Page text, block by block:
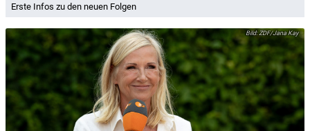
Erste Infos zu den neuen Folgen
ZDF/Jana Kay